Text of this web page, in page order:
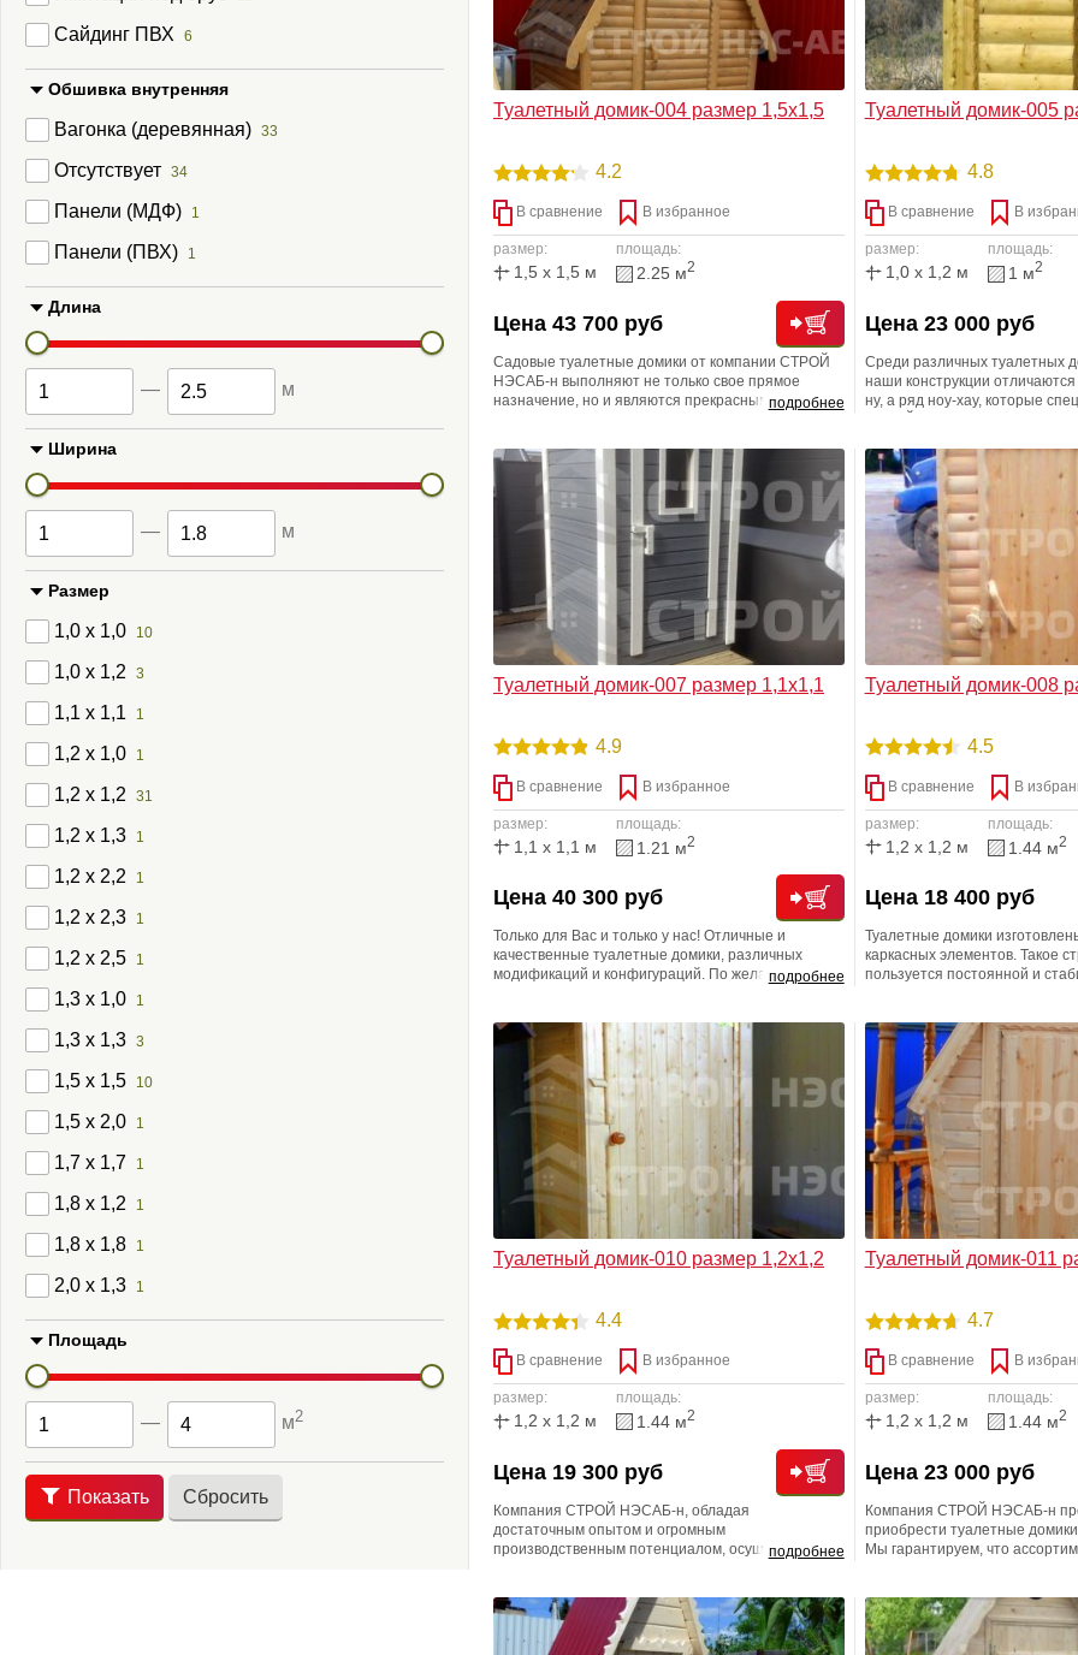
Сайдинг ПВХ 6
Обшивка внутренняя
Вагонка (деревянная) 33
Отсутствует 34
Панели (МДФ) 1
Панели (ПВХ) 1
Длина
— м
Ширина
— м
Размер
1,0 x 1,0 10
1,0 x 1,2 3
1,1 x 1,1 1
1,2 x 1,0 1
1,2 x 1,2 31
1,2 x 1,3 1
1,2 x 2,2 1
1,2 x 2,3 1
1,2 x 2,5 1
1,3 x 1,0 1
1,3 x 1,3 3
1,5 x 1,5 10
1,5 x 2,0 1
1,7 x 1,7 1
1,8 x 1,2 1
1,8 x 1,8 1
2,0 x 1,3 1
Площадь
— м2
Показать Сбросить
Туалетный домик-004 размер 1,5х1,5
4.2
В сравнение В избранное
размер:
1,5 x 1,5 м
площадь:
2.25 м2
Цена 43 700 руб
подробнее
Садовые туалетные домики от компании СТРОЙ
НЭСАБ-н выполняют не только свое прямое
назначение, но и являются прекрасным
могут сделать для Вас любой дизайн и любой
размер туалетного домика, добавить любые
опции к заказу. Внутренняя отделка -Вагонка
Туалетный домик-005
4.8
В сравнение В
размер:
1,0 x 1,2 м
площадь:
1 м2
Цена 23 000 руб
Среди различных туалетных
наши конструкции
ну, а ряд ноу-хау, которые
монтаж, что ,безусловно, не
заказчика Внутренняя
оплачиваются дополнительно
Туалетный домик-007 размер 1,1х1,1
4.9
В сравнение В избранное
размер:
1,1 x 1,1 м
площадь:
1.21 м2
Цена 40 300 руб
подробнее
Только для Вас и только у нас! Отличные и
качественные туалетные домики, различных
модификаций и конфигураций. По желанию
линолеум, установить торфяной или биотуалет.
Возможна любая размерная линейка!
Туалетный домик-008
4.5
В сравнение В
размер:
1,2 x 1,2 м
площадь:
1.44 м2
Цена 18 400 руб
Туалетные домики
каркасных элементов. Такое
пользуется постоянной и
возможности использования
производственных технологий.
Туалетный домик-010 размер 1,2х1,2
4.4
В сравнение В избранное
размер:
1,2 x 1,2 м
площадь:
1.44 м2
Цена 19 300 руб
подробнее
Компания СТРОЙ НЭСАБ-н, обладая
достаточным опытом и огромным
производственным потенциалом, осуществляет
понравившихся Вам дизайн - проектов. Принесите
фото любого строения, и через пару дней Вы
сможете любоваться им у себя на участке
Туалетный домик-011
4.7
В сравнение В
размер:
1,2 x 1,2 м
площадь:
1.44 м2
Цена 23 000 руб
Компания СТРОЙ НЭСАБ-н
приобрести туалетные
Мы гарантируем, что
понравившуюся модель, а мы
именно Вам размерной линейки